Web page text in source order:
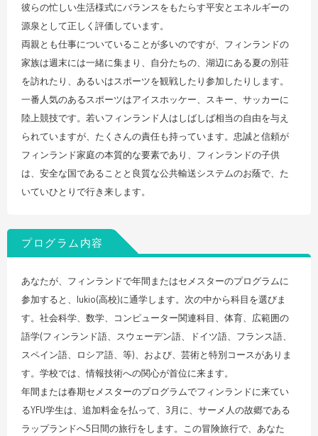
彼らの忙しい生活様式にバランスをもたらす平安とエネルギーの
源泉として正しく評価しています。
両親とも仕事についていることが多いのですが、フィンランドの
家族は週末には一緒に集まり、自分たちの、湖辺にある夏の別荘
を訪れたり、あるいはスポーツを観戦したり参加したりします。
一番人気のあるスポーツはアイスホッケー、スキー、サッカーに
陸上競技です。若いフィンランド人はしばしば相当の自由を与え
られていますが、たくさんの責任も持っています。忠誠と信頼が
フィンランド家庭の本質的な要素であり、フィンランドの子供
は、安全な国であることと良質な公共輸送システムのお蔭で、た
いていひとりで行き来します。
プログラム内容
あなたが、フィンランドで年間またはセメスターのプログラムに
参加すると、lukio(高校)に通学します。次の中から科目を選びま
す。社会科学、数学、コンピューター関連科目、体育、広範囲の
語学(フィンランド語、スウェーデン語、ドイツ語、フランス語、
スペイン語、ロシア語、等)、および、芸術と特別コースがありま
す。学校では、情報技術への関心が首位に来ます。
年間または春期セメスターのプログラムでフィンランドに来てい
るYFU学生は、追加料金を払って、3月に、サーメ人の故郷である
ラップランドへ5日間の旅行をします。この冒険旅行で、あなた